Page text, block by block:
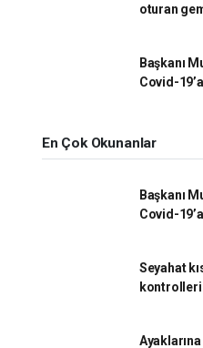
oturan
Başkanı
Covid-
En Çok Okunanlar
Başkanı
Covid-
Seyahat
kontrolleri